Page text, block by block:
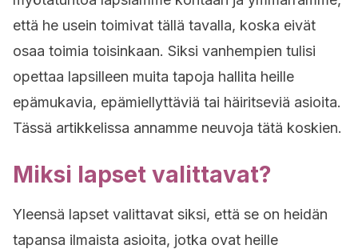
että he usein toimivat tällä tavalla, koska eivät
osaa toimia toisinkaan. Siksi vanhempien tulisi
opettaa lapsilleen muita tapoja hallita heille
epämukavia, epämiellyttäviä tai häiritseviä asioita.
Tässä artikkelissa annamme neuvoja tätä koskien.
Miksi lapset valittavat?
Yleensä lapset valittavat siksi, että se on heidän
tapansa ilmaista asioita, jotka ovat heille